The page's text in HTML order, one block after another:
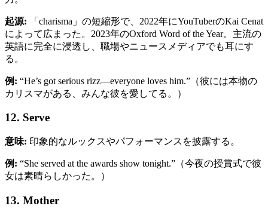
起源: 「charisma」の短縮形で、2022年にYouTuberのKai Cenat
によって広まった。2023年のOxford Word of the Year。主流の
英語に完全に浸透し、職場やニュースメディアでも耳にす
る。
例: “He’s got serious rizz—everyone loves him.”（彼には本物の
カリスマがある、みんな彼を愛してる。）
12. Serve
意味: 印象的なルックスやパフォーマンスを披露する。
例: “She served at the awards show tonight.”（今夜の授賞式で彼
女は素晴らしかった。）
13. Mother